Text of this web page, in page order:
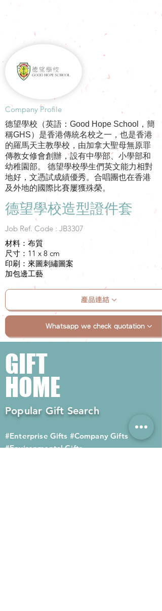
​Company Profile
德望學校（英語：Good Hope School，簡
稱GHS）是香港傳統名校之一，也是香港
的羅馬天主教學校，由加拿大聖母無原罪
傳教女修會創辦，設有中學部、小學部和
幼稚園部。 德望學校學生們英文能力相對
地好，文憑試成績優秀。合唱團也在香港
及外地的國際比賽屢獲殊榮。
德望學校造型證件套
Job Ref. Code : JB3307
材料：布質
尺寸：11 x 8 cm
印刷：來圖刺繡圖案
加包邊工藝
產品連結
Whatsapp we check quotation
GIFT
HOME
Popular Gift Search
#Enterprise Gifts #Company Gifts
#Environmental Gifts